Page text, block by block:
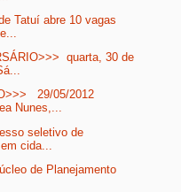
Tatuí abre 10 vagas
quarta, 30 de
29/05/2012
Nunes,...
seletivo de
cida...
de Planejamento